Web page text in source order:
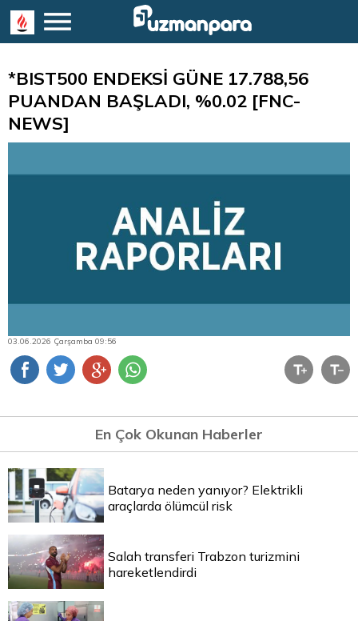
*BIST500 ENDEKSİ GÜNE 17.788,56
PUANDAN BAŞLADI, %0.02 [FNC-
NEWS]
03.06.2026 Çarşamba 09:56
En Çok Okunan Haberler
Batarya neden yanıyor? Elektrikli
araçlarda ölümcül risk
Salah transferi Trabzon turizmini
hareketlendirdi